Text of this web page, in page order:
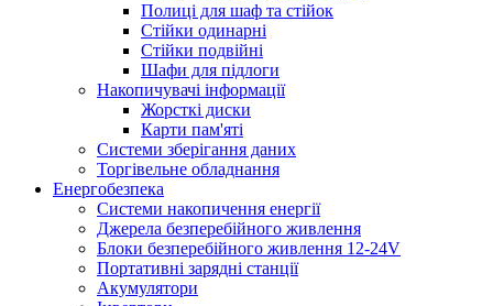
Полиці для шаф та стійок
Стійки одинарні
Стійки подвійні
Шафи для підлоги
Накопичувачі інформації
Жорсткі диски
Карти пам'яті
Системи зберігання даних
Торгівельне обладнання
Енергобезпека
Системи накопичення енергії
Джерела безперебійного живлення
Блоки безперебійного живлення 12-24V
Портативні зарядні станції
Акумулятори